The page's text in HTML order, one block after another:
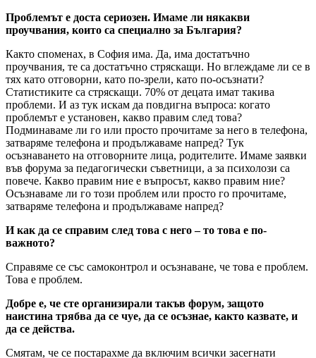
Проблемът е доста сериозен. Имаме ли някакви
проучвания, които са специално за България?
Както споменах, в София има. Да, има достатъчно
проучвания, те са достатъчно стряскащи. Но вглеждаме ли се в
тях като отговорни, като по-зрели, като по-осъзнати?
Статистиките са стряскащи. 70% от децата имат такива
проблеми. И аз тук искам да повдигна въпроса: когато
проблемът е установен, какво правим след това?
Подминаваме ли го или просто прочитаме за него в телефона,
затваряме телефона и продължаваме напред? Тук
осъзнаването на отговорните лица, родителите. Имаме заявки
във форума за педагогически съветници, а за психолози са
повече. Какво правим ние е въпросът, какво правим ние?
Осъзнаваме ли го този проблем или просто го прочитаме,
затваряме телефона и продължаваме напред?
И как да се справим след това с него – то това е по-
важното?
Справяме се със самоконтрол и осъзнаване, че това е проблем.
Това е проблем.
Добре е, че сте организирали такъв форум, защото
наистина трябва да се чуе, да се осъзнае, както казвате, и
да се действа.
Смятам, че се постарахме да включим всички засегнати